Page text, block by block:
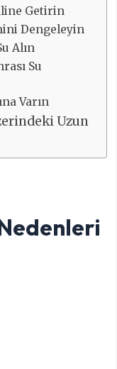
Getirin
Dengeleyin
Alın
Su
Varın
Uzun